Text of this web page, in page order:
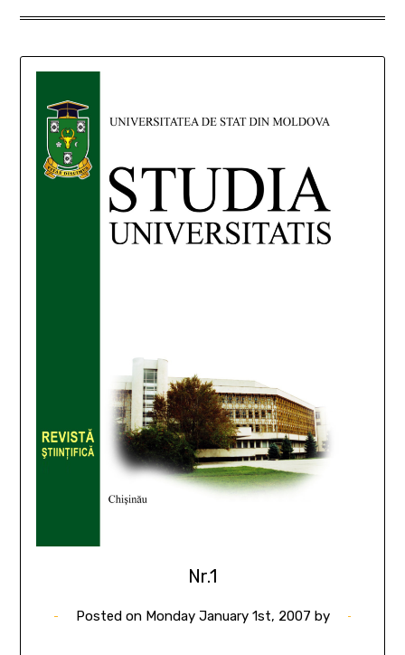
Nr.1
Posted on Monday January 1st, 2007 by